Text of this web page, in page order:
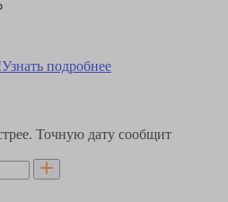
Узнать подробнее
Точную дату сообщит